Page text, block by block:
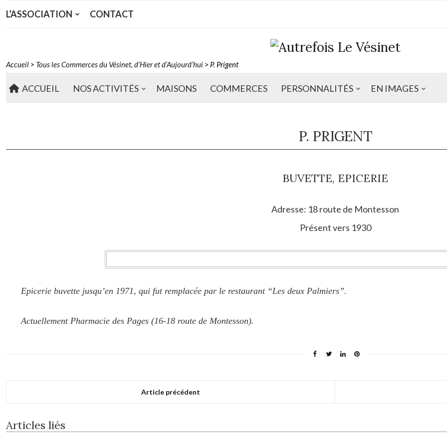
L’ASSOCIATION CONTACT
Accueil > Tous les Commerces du Vésinet, d’Hier et d’Aujourd’hui > P. Prigent
ACCUEIL NOS ACTIVITÉS MAISONS COMMERCES PERSONNALITÉS EN IMAGES
P. PRIGENT
BUVETTE, EPICERIE
Adresse: 18 route de Montesson
Présent vers 1930
Epicerie buvette jusqu’en 1971, qui fut remplacée par le restaurant “Les deux Palmiers”.
Actuellement Pharmacie des Pages (16-18 route de Montesson).
Article précédent
Articles liés